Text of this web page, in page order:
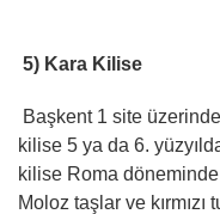
5) Kara Kilise
Başkent 1 site
kilise 5 ya da 6.
kilise Roma döneminde
Moloz taşlar ve